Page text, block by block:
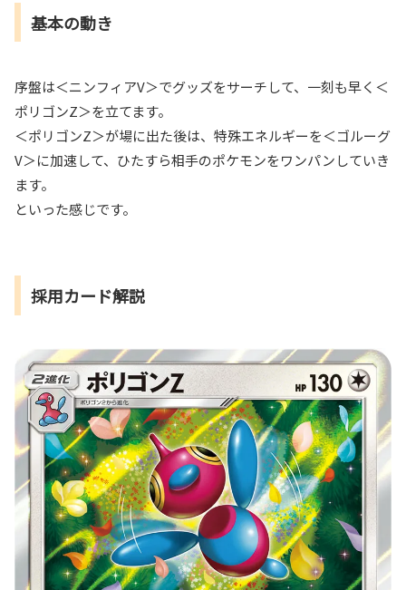
基本の動き
序盤は＜ニンフィアV＞でグッズをサーチして、一刻も早く＜
ポリゴンZ＞を立てます。
＜ポリゴンZ＞が場に出た後は、特殊エネルギーを＜ゴルーグ
V＞に加速して、ひたすら相手のポケモンをワンパンしていき
ます。
といった感じです。
採用カード解説